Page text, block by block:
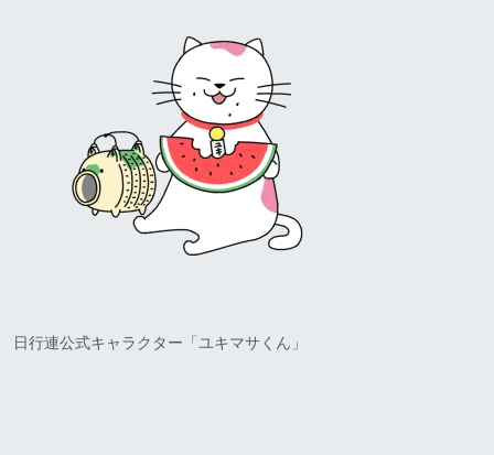
日行連公式キャラクター「ユキマサくん」